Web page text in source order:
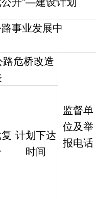
事业发展中
危桥改造
监督单
位及举
报电话
计划下达
时间